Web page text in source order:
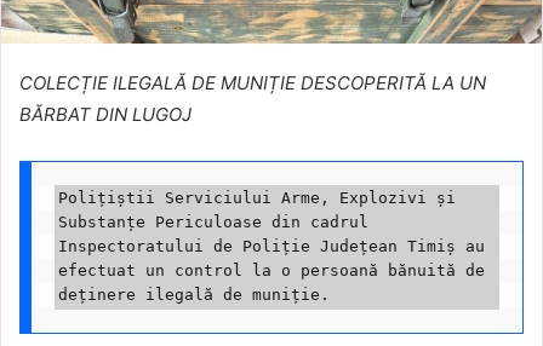
COLECȚIE ILEGALĂ DE MUNIȚIE DESCOPERITĂ LA UN
BĂRBAT DIN LUGOJ
Polițiștii Serviciului Arme, Explozivi și
Substanțe Periculoase din cadrul
Inspectoratului de Poliție Județean Timiș au
efectuat un control la o persoană bănuită de
deținere ilegală de muniție.